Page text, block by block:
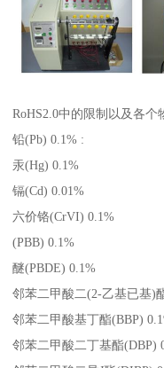
RoHS2.0中的限制以及各个
铅(Pb) 0.1% :
汞(Hg) 0.1%
镉(Cd) 0.01%
六价铬(CrVI) 0.1%
(PBB) 0.1%
醚(PBDE) 0.1%
邻苯二甲酸二(2-乙基已基)
邻苯二甲酸基丁酯(BBP)
邻苯二甲酸二丁基酯(DBP)